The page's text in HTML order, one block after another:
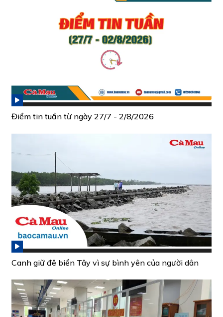
Điểm tin tuần từ ngày 27/7 - 2/8/2026
Canh giữ đê biển Tây vì sự bình yên của người dân